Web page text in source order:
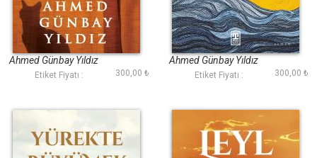
Issız Evin Kedisi
Ahmed Günbay Yıldız
Etiket Fiyatı : 300,00 ₺
Üç Deniz Ötesi
Ahmed Günbay Yıldız
Etiket Fiyatı : 300,00 ₺